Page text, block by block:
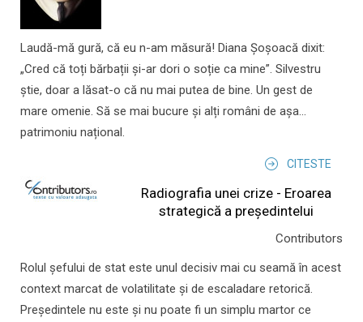
Laudă-mă gură, că eu n-am măsură! Diana Șoșoacă dixit:
„Cred că toți bărbații și-ar dori o soție ca mine”. Silvestru
știe, doar a lăsat-o că nu mai putea de bine. Un gest de
mare omenie. Să se mai bucure și alți români de așa...
patrimoniu național.
CITESTE
Radiografia unei crize - Eroarea
strategică a președintelui
Contributors
Rolul şefului de stat este unul decisiv mai cu seamă în acest
context marcat de volatilitate şi de escaladare retorică.
Preşedintele nu este şi nu poate fi un simplu martor ce